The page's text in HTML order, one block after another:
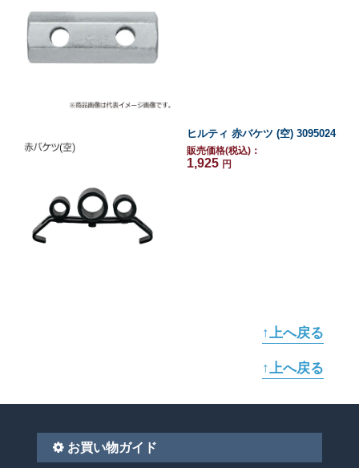
ヒルティ 赤バケツ (空) 3095024
販売価格(税込)：
1,925 円
↑上へ戻る
↑上へ戻る
お買い物ガイド